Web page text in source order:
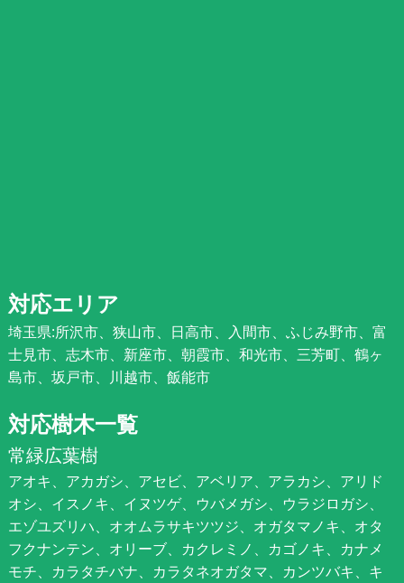
対応エリア
埼玉県:所沢市、狭山市、日高市、入間市、ふじみ野市、富
士見市、志木市、新座市、朝霞市、和光市、三芳町、鶴ヶ
島市、坂戸市、川越市、飯能市
対応樹木一覧
常緑広葉樹
アオキ、アカガシ、アセビ、アベリア、アラカシ、アリド
オシ、イスノキ、イヌツゲ、ウバメガシ、ウラジロガシ、
エゾユズリハ、オオムラサキツツジ、オガタマノキ、オタ
フクナンテン、オリーブ、カクレミノ、カゴノキ、カナメ
モチ、カラタチバナ、カラタネオガタマ、カンツバキ、キ